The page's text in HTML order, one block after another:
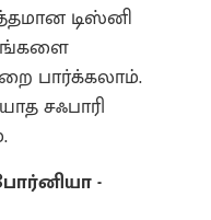
டிஸ்னி
பார்க்கலாம்.
சஃபாரி
-